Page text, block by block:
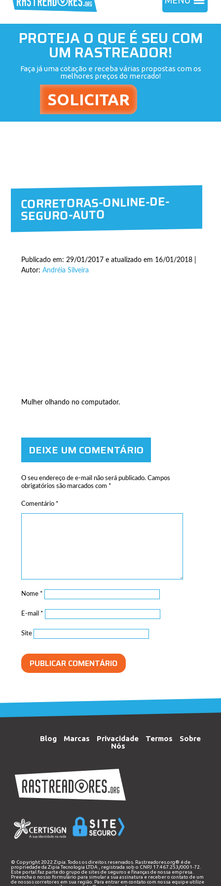
PROTEJA O QUE É SEU COM
UM RASTREADOR!
Faça já uma cotação e receba várias propostas com os
melhores preços do mercado!
CORRETORAS-ONLINE-DE-
SEGURO-AUTO
Publicado em: 29/01/2017 e atualizado em 16/01/2018 |
Autor: Andréia Silveira
Mulher olhando no computador.
DEIXE UM COMENTÁRIO
O seu endereço de e-mail não será publicado. Campos
obrigatórios são marcados com *
Comentário *
Nome *
E-mail *
Site
Blog Marcas Privacidade Termos
Sobre
Nós
© Copyright 2022 Zipia. Todos os direitos reservados. Rastreadores.org® é de
propriedade daZipia Tecnologia LTDA
, registrada sob o CNPJ 17.467.253/0001-72.
Este portal faz parte do grupo de sites de seguros e finanças de nossa empresa.
Preencha o nosso formulário para simular a sua assinatura e receber o contato de um
de nossos corretores em sua região. Para entrar em contato com nossa equipe utilize